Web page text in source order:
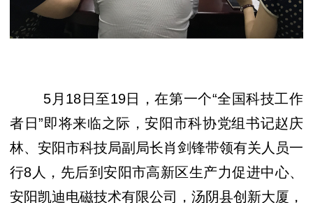
5月18日至19日，在第一个“全国科技工作
者日”即将来临之际，安阳市科协党组书记赵庆
林、安阳市科技局副局长肖剑锋带领有关人员一
行8人，先后到安阳市高新区生产力促进中心、
安阳凯迪电磁技术有限公司，汤阴县创新大厦，